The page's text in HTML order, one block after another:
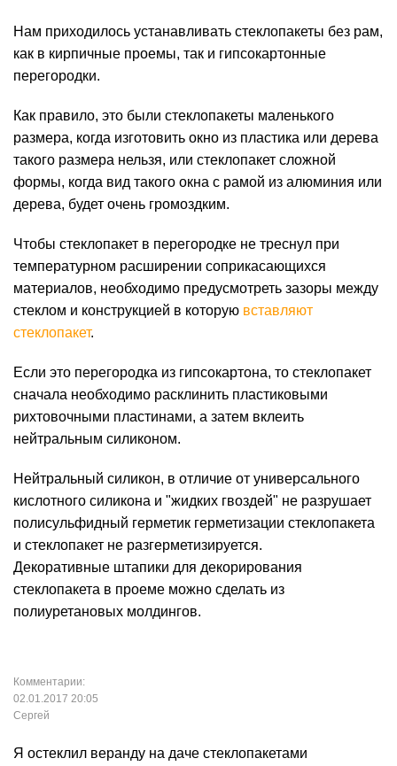
Нам приходилось устанавливать стеклопакеты без рам,
как в кирпичные проемы, так и гипсокартонные
перегородки.
Как правило, это были стеклопакеты маленького
размера, когда изготовить окно из пластика или дерева
такого размера нельзя, или стеклопакет сложной
формы, когда вид такого окна с рамой из алюминия или
дерева, будет очень громоздким.
Чтобы стеклопакет в перегородке не треснул при
температурном расширении соприкасающихся
материалов, необходимо предусмотреть зазоры между
стеклом и конструкцией в которую вставляют
стеклопакет.
Если это перегородка из гипсокартона, то стеклопакет
сначала необходимо расклинить пластиковыми
рихтовочными пластинами, а затем вклеить
нейтральным силиконом.
Нейтральный силикон, в отличие от универсального
кислотного силикона и "жидких гвоздей" не разрушает
полисульфидный герметик герметизации стеклопакета
и стеклопакет не разгерметизируется.
Декоративные штапики для декорирования
стеклопакета в проеме можно сделать из
полиуретановых молдингов.
Комментарии:
02.01.2017 20:05
Сергей
Я остеклил веранду на даче стеклопакетами